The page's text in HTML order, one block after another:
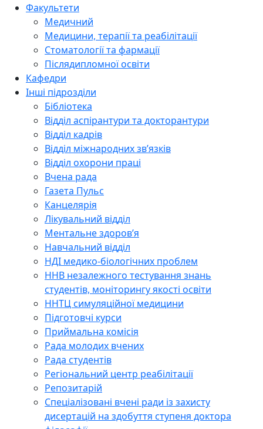
Факультети
Медичний
Медицини, терапії та реабілітації
Стоматології та фармації
Післядипломної освіти
Кафедри
Інші підрозділи
Бібліотека
Відділ аспірантури та докторантури
Відділ кадрів
Відділ міжнародних зв’язків
Відділ охорони праці
Вчена рада
Газета Пульс
Канцелярія
Лікувальний відділ
Ментальне здоров’я
Навчальний відділ
НДІ медико-біологічних проблем
ННВ незалежного тестування знань
студентів, моніторингу якості освіти
ННТЦ симуляційної медицини
Підготовчі курси
Приймальна комісія
Рада молодих вчених
Рада студентів
Регіональний центр реабілітації
Репозитарій
Спеціалізовані вчені ради із захисту
дисертацій на здобуття ступеня доктора